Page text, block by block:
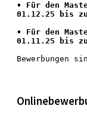
• Für den
01.12.25 bis
• Für den
01.11.25 bis
Bewerbungen